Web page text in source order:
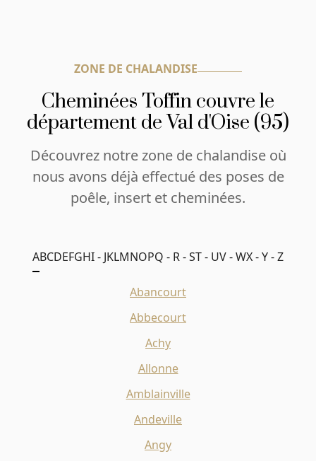
ZONE DE CHALANDISE
Cheminées Toffin couvre le
département de Val d'Oise (95)
Découvrez notre zone de chalandise où
nous avons déjà effectué des poses de
poêle, insert et cheminées.
ABCDEFGHI - JKLMNOPQ - R - ST - UV - WX - Y - Z
Abancourt
Abbecourt
Achy
Allonne
Amblainville
Andeville
Angy